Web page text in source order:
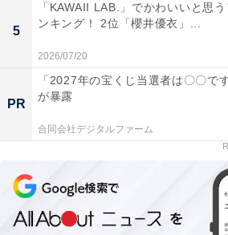
こちらもおすすめ
幸福度が高い「北海道
ング！ 2位「上川郡東
5
「KAWAII LAB.」でかわいいと思
ンキング！ 2位「櫻井優衣」...
2026/07/20
PR
「2027年の宝くじ当選者は〇〇で
が暴露
合同会社デジタルファーム